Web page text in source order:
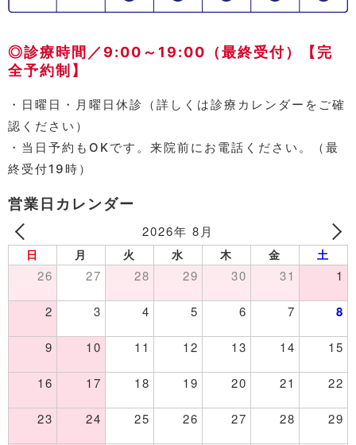
◎診療時間／9:00～19:00（最終受付）【完
全予約制】
・日曜日・月曜日休診（詳しくは診療カレンダーをご確
認ください）
・当日予約もOKです。来院前にお電話ください。（最
終受付19時）
営業日カレンダー
2026年 8月
日 月 火 水 木 金 土
26 27 28 29 30 31 1
2 3 4 5 6 7 8
9 10 11 12 13 14 15
16 17 18 19 20 21 22
23 24 25 26 27 28 29